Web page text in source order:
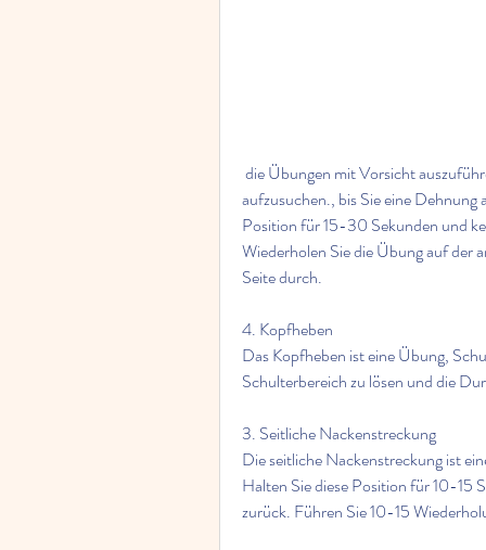
aufzusuchen., bis Sie eine Dehnung
Position für 15-30 Sekunden und
Wiederholen Sie die Übung auf der
Seite durch.
4. Kopfheben
Das Kopfheben ist eine Übung,
Schulterbereich zu lösen und die
3. Seitliche Nackenstreckung
Die seitliche Nackenstreckung ist
Halten Sie diese Position für 10-15
zurück. Führen Sie 10-15